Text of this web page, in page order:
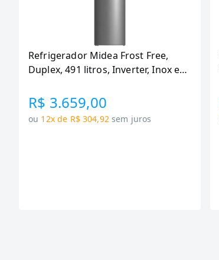
Refrigerador Midea Frost Free,
Duplex, 491 litros, Inverter, Inox e
R$ 3.659,00
ou 12x de R$ 304,92 sem juros